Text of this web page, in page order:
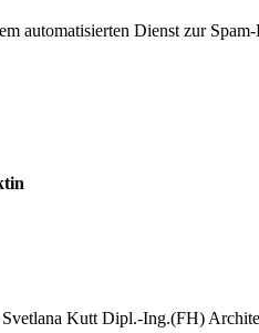
automatisierten Dienst zur
Kutt Dipl.-Ing.(FH)